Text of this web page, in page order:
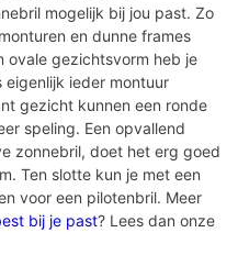
mogelijk bij jou past. Zo
en dunne frames
ovale gezichtsvorm heb je
ieder montuur
gezicht kunnen een ronde
speling. Een opvallend
zonnebril, doet het erg goed
Ten slotte kun je met een
voor een pilotenbril. Meer
bij je past? Lees dan onze